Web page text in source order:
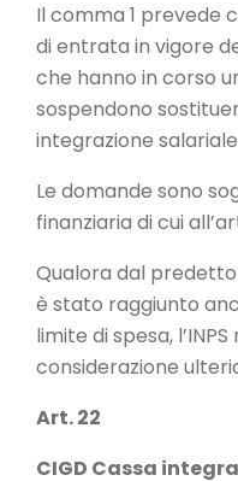
Il comma 1 prevede
di entrata in vigore
che hanno in corso
sospendono
integrazione
Le domande sono
finanziaria di cui
Qualora dal
è stato raggiunto
limite di spesa,
considerazione
Art. 22
CIGD Cassa